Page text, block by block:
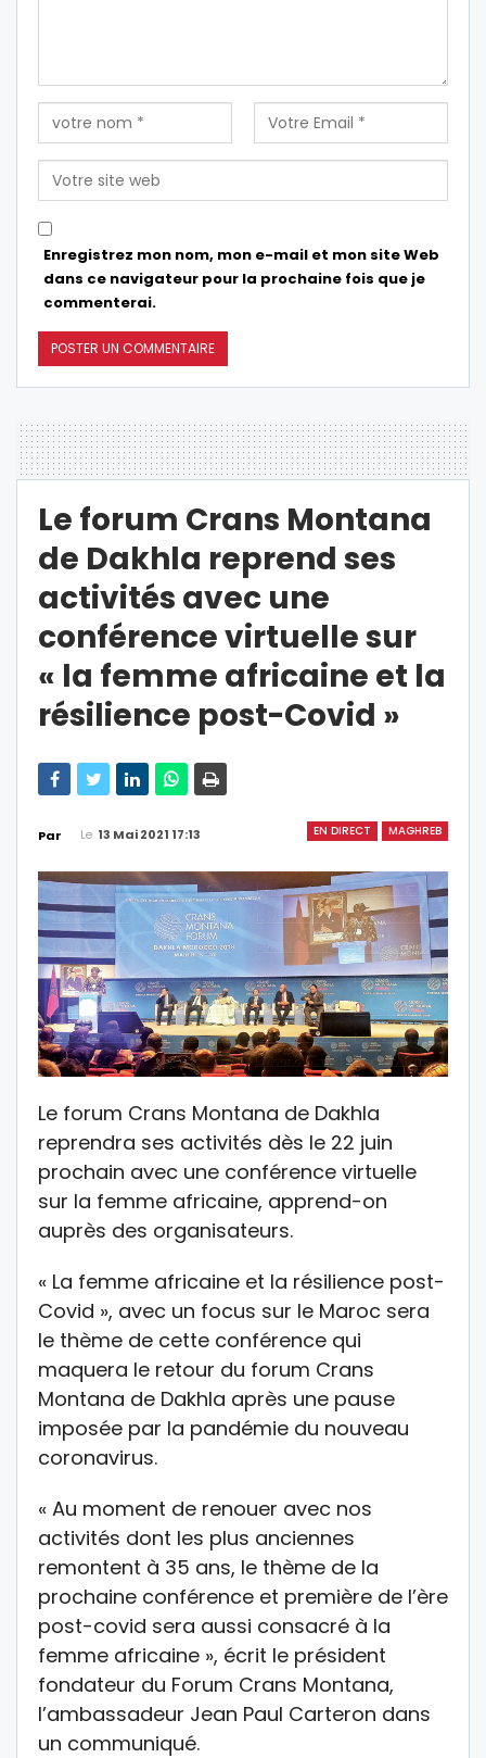
Enregistrez mon nom, mon e-mail et mon site Web
dans ce navigateur pour la prochaine fois que je
commenterai.
Le forum Crans Montana
de Dakhla reprend ses
activités avec une
conférence virtuelle sur
« la femme africaine et la
résilience post-Covid »
EN DIRECT MAGHREB
Par Le 13 Mai 2021 17:13
Le forum Crans Montana de Dakhla
reprendra ses activités dès le 22 juin
prochain avec une conférence virtuelle
sur la femme africaine, apprend-on
auprès des organisateurs.
« La femme africaine et la résilience post-
Covid », avec un focus sur le Maroc sera
le thème de cette conférence qui
maquera le retour du forum Crans
Montana de Dakhla après une pause
imposée par la pandémie du nouveau
coronavirus.
« Au moment de renouer avec nos
activités dont les plus anciennes
remontent à 35 ans, le thème de la
prochaine conférence et première de l’ère
post-covid sera aussi consacré à la
femme africaine », écrit le président
fondateur du Forum Crans Montana,
l’ambassadeur Jean Paul Carteron dans
un communiqué.